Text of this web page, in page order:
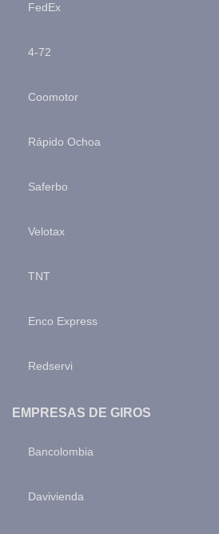
FedEx
4-72
Coomotor
Rápido Ochoa
Saferbo
Velotax
TNT
Enco Express
Redservi
EMPRESAS DE GIROS
Bancolombia
Davivienda